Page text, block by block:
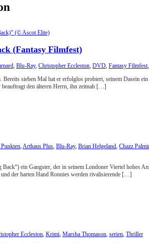
(Fantasy Filmfest)
, Blu-Ray, Christopher Eccleston, DVD, Fantasy Filmfest,
sieben Mal hat er erfolglos probiert, seinem Dasein
den älteren Herrn, ihn zeitnah […]
,Arthaus Plus, Blu-Ray, Brian Helgeland, Chazz
ein Gangster, der in seinem Londoner Viertel hohes
der harten Hand Ronnies werden rivalisierende […]
Eccleston Krimi Marsha Thomason serien Thriller